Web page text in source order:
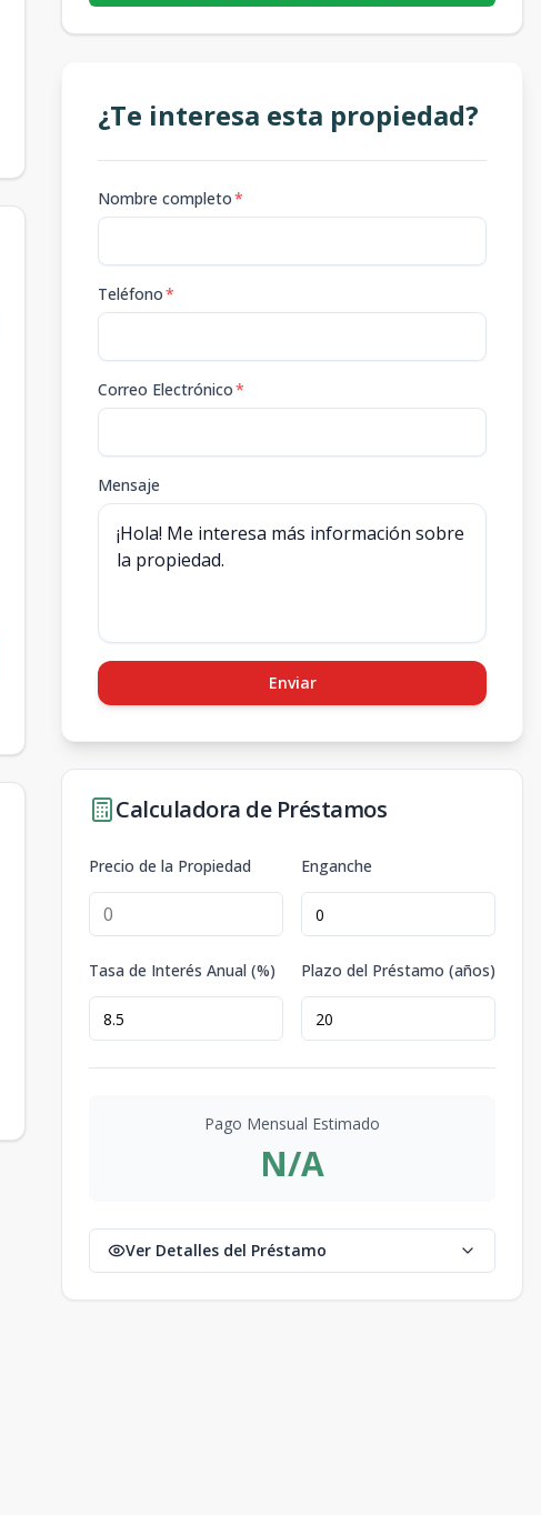
¿Te interesa esta propiedad?
Nombre completo*
Teléfono*
Correo Electrónico*
Mensaje
Enviar
Calculadora de Préstamos
Precio de la Propiedad Enganche
Tasa de Interés Anual (%) Plazo del Préstamo (años)
Pago Mensual Estimado
N/A
Ver Detalles del Préstamo